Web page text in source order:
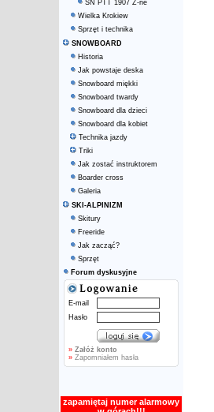
SN PTT 1907 Z-ne
Wielka Krokiew
Sprzęt i technika
SNOWBOARD
Historia
Jak powstaje deska
Snowboard miękki
Snowboard twardy
Snowboard dla dzieci
Snowboard dla kobiet
Technika jazdy
Triki
Jak zostać instruktorem
Boarder cross
Galeria
SKI-ALPINIZM
Skitury
Freeride
Jak zacząć?
Sprzęt
Forum dyskusyjne
E-mail
Hasło
» Załóż konto
» Zapomniałem hasła
zapamiętaj numer alarmowy